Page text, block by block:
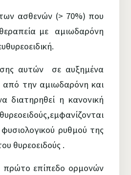
ασθενών (> 70%) που
με αμιωδαρόνη
αυτών σε αυξημένα
από την αμιωδαρόνη και
διατηρηθεί η κανονική
ρυθμού της
θυρεοειδούς .
πρώτο επίπεδο ορμονών